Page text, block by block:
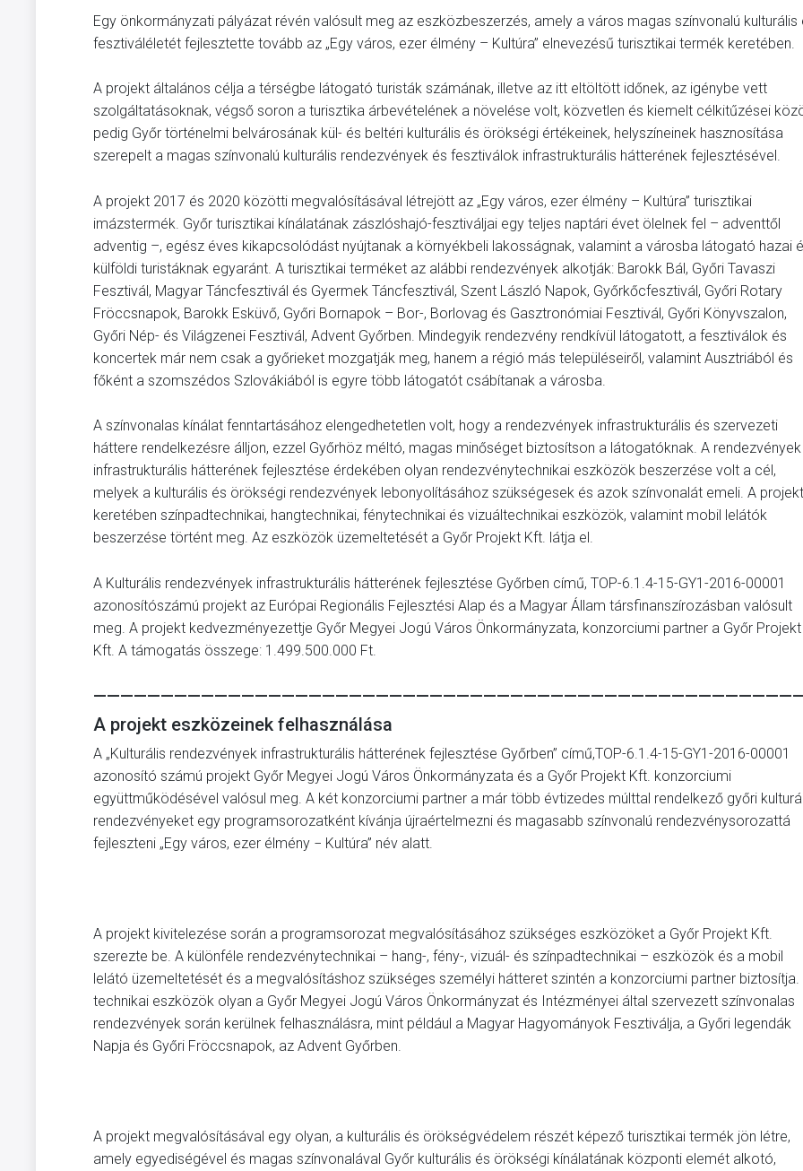
Egy önkormányzati pályázat révén valósult meg az eszközbeszerzés, amely a város magas színvonalú kulturális
fesztiváléletét fejlesztette tovább az „Egy város, ezer élmény – Kultúra” elnevezésű turisztikai termék keretében.
A projekt általános célja a térségbe látogató turisták számának, illetve az itt eltöltött időnek, az igénybe vett
szolgáltatásoknak, végső soron a turisztika árbevételének a növelése volt, közvetlen és kiemelt célkitűzései
pedig Győr történelmi belvárosának kül- és beltéri kulturális és örökségi értékeinek, helyszíneinek hasznosítása
szerepelt a magas színvonalú kulturális rendezvények és fesztiválok infrastrukturális hátterének fejlesztésével.
A projekt 2017 és 2020 közötti megvalósításával létrejött az „Egy város, ezer élmény – Kultúra” turisztikai
imázstermék. Győr turisztikai kínálatának zászlóshajó-fesztiváljai egy teljes naptári évet ölelnek fel – adventtől
adventig –, egész éves kikapcsolódást nyújtanak a környékbeli lakosságnak, valamint a városba látogató hazai
külföldi turistáknak egyaránt. A turisztikai terméket az alábbi rendezvények alkotják: Barokk Bál, Győri Tavaszi
Fesztivál, Magyar Táncfesztivál és Gyermek Táncfesztivál, Szent László Napok, Győrkőcfesztivál, Győri Rotary
Fröccsnapok, Barokk Esküvő, Győri Bornapok – Bor-, Borlovag és Gasztronómiai Fesztivál, Győri Könyvszalon,
Győri Nép- és Világzenei Fesztivál, Advent Győrben. Mindegyik rendezvény rendkívül látogatott, a fesztiválok és
koncertek már nem csak a győrieket mozgatják meg, hanem a régió más településeiről, valamint Ausztriából és
főként a szomszédos Szlovákiából is egyre több látogatót csábítanak a városba.
A színvonalas kínálat fenntartásához elengedhetetlen volt, hogy a rendezvények infrastrukturális és szervezeti
háttere rendelkezésre álljon, ezzel Győrhöz méltó, magas minőséget biztosítson a látogatóknak. A rendezvények
infrastrukturális hátterének fejlesztése érdekében olyan rendezvénytechnikai eszközök beszerzése volt a cél,
melyek a kulturális és örökségi rendezvények lebonyolításához szükségesek és azok színvonalát emeli. A projekt
keretében színpadtechnikai, hangtechnikai, fénytechnikai és vizuáltechnikai eszközök, valamint mobil lelátók
beszerzése történt meg. Az eszközök üzemeltetését a Győr Projekt Kft. látja el.
A Kulturális rendezvények infrastrukturális hátterének fejlesztése Győrben című, TOP-6.1.4-15-GY1-2016-00001
azonosítószámú projekt az Európai Regionális Fejlesztési Alap és a Magyar Állam társfinanszírozásban valósult
meg. A projekt kedvezményezettje Győr Megyei Jogú Város Önkormányzata, konzorciumi partner a Győr Projekt
Kft. A támogatás összege: 1.499.500.000 Ft.
A projekt eszközeinek felhasználása
A „Kulturális rendezvények infrastrukturális hátterének fejlesztése Győrben” című,TOP-6.1.4-15-GY1-2016-00001
azonosító számú projekt Győr Megyei Jogú Város Önkormányzata és a Győr Projekt Kft. konzorciumi
együttműködésével valósul meg. A két konzorciumi partner a már több évtizedes múlttal rendelkező győri
rendezvényeket egy programsorozatként kívánja újraértelmezni és magasabb színvonalú rendezvénysorozattá
fejleszteni „Egy város, ezer élmény − Kultúra” név alatt.
A projekt kivitelezése során a programsorozat megvalósításához szükséges eszközöket a Győr Projekt Kft.
szerezte be. A különféle rendezvénytechnikai – hang-, fény-, vizuál- és színpadtechnikai – eszközök és a mobil
lelátó üzemeltetését és a megvalósításhoz szükséges személyi hátteret szintén a konzorciumi partner biztosítja.
technikai eszközök olyan a Győr Megyei Jogú Város Önkormányzat és Intézményei által szervezett színvonalas
rendezvények során kerülnek felhasználásra, mint például a Magyar Hagyományok Fesztiválja, a Győri legendák
Napja és Győri Fröccsnapok, az Advent Győrben.
A projekt megvalósításával egy olyan, a kulturális és örökségvédelem részét képező turisztikai termék jön létre,
amely egyediségével és magas színvonalával Győr kulturális és örökségi kínálatának központi elemét alkotó,